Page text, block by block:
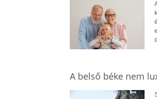
A belső béke nem